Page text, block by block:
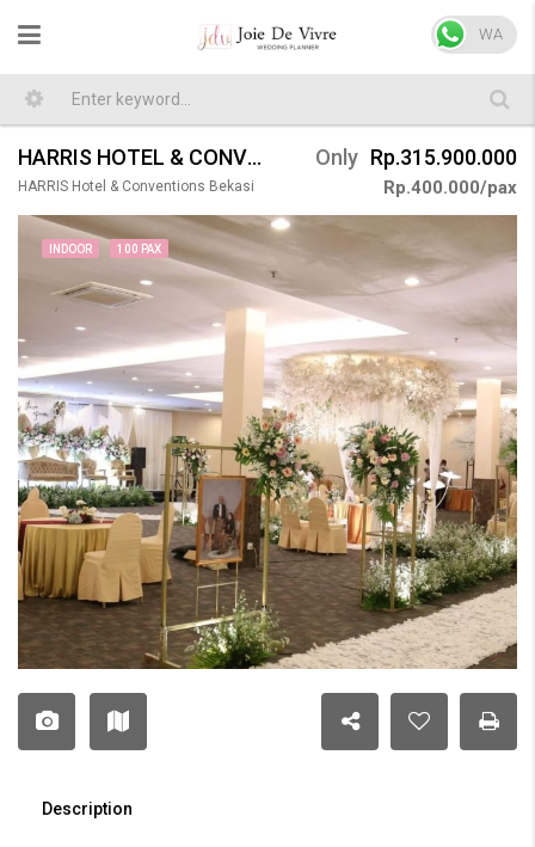
HARRIS HOTEL & CONVENTIONS BEKASI WEDDING 100 PAX
HARRIS Hotel & Conventions Bekasi
Only Rp.315.900.000
Rp.400.000/pax
INDOOR 100 PAX
Description
WA